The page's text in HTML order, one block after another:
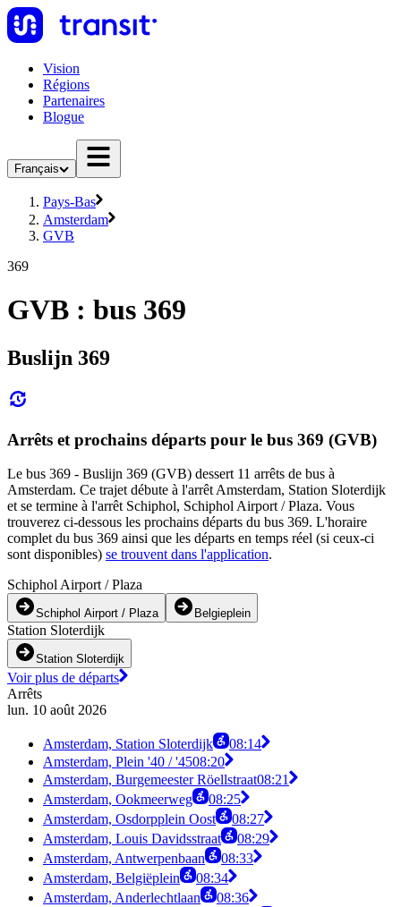
Vision
Régions
Partenaires
Blogue
Français
Pays-Bas
Amsterdam
GVB
369
GVB : bus 369
Buslijn 369
Arrêts et prochains départs pour le bus 369 (GVB)
Le bus 369 - Buslijn 369 (GVB) dessert 11 arrêts de bus à
Amsterdam. Ce trajet débute à l'arrêt Amsterdam, Station Sloterdijk
et se termine à l'arrêt Schiphol, Schiphol Airport / Plaza. Vous
trouverez ci-dessous les prochains départs du bus 369. L'horaire
complet du bus 369 ainsi que les départs en temps réel (si ceux-ci
sont disponibles) se trouvent dans l'application.
Schiphol Airport / Plaza
Schiphol Airport / Plaza Belgieplein
Station Sloterdijk
Station Sloterdijk
Voir plus de départs
Arrêts
lun. 10 août 2026
Amsterdam, Station Sloterdijk
08:14
Amsterdam, Plein '40 / '4508:20
Amsterdam, Burgemeester Röellstraat08:21
Amsterdam, Ookmeerweg
08:25
Amsterdam, Osdorpplein Oost
08:27
Amsterdam, Louis Davidsstraat
08:29
Amsterdam, Antwerpenbaan
08:33
Amsterdam, Belgiëplein
08:34
Amsterdam, Anderlechtlaan
08:36